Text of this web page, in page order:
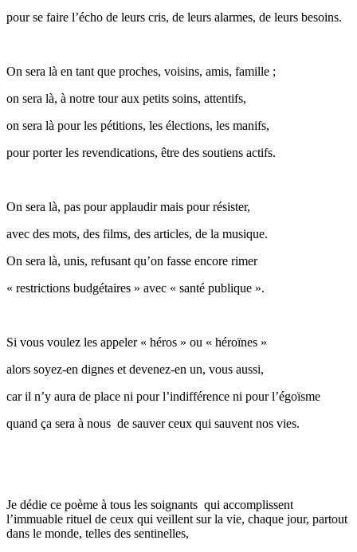
pour se faire l’écho de leurs cris, de leurs alarmes, de leurs besoins.
On sera là en tant que proches, voisins, amis, famille ;
on sera là, à notre tour aux petits soins, attentifs,
on sera là pour les pétitions, les élections, les manifs,
pour porter les revendications, être des soutiens actifs.
On sera là, pas pour applaudir mais pour résister,
avec des mots, des films, des articles, de la musique.
On sera là, unis, refusant qu’on fasse encore rimer
« restrictions budgétaires » avec « santé publique ».
Si vous voulez les appeler « héros » ou « héroïnes »
alors soyez-en dignes et devenez-en un, vous aussi,
car il n’y aura de place ni pour l’indifférence ni pour l’égoïsme
quand ça sera à nous de sauver ceux qui sauvent nos vies.
Je dédie ce poème à tous les soignants qui accomplissent
l’immuable rituel de ceux qui veillent sur la vie, chaque jour, partout
dans le monde, telles des sentinelles,